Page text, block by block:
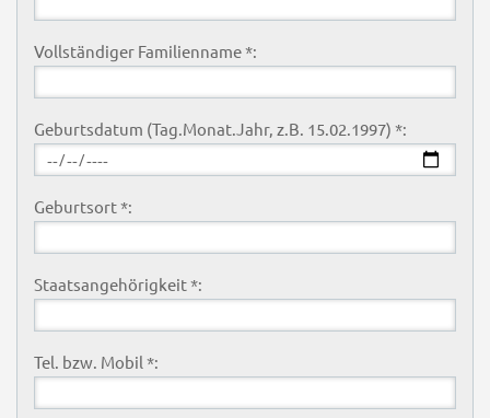
Vollständiger Familienname *:
Geburtsdatum (Tag.Monat.Jahr, z.B. 15.02.1997) *:
Geburtsort *:
Staatsangehörigkeit *:
Tel. bzw. Mobil *: